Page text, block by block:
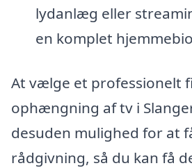
lydanlæg eller
en komplet
At vælge et professionelt
ophængning af tv i
desuden mulighed for at
rådgivning, så du kan få